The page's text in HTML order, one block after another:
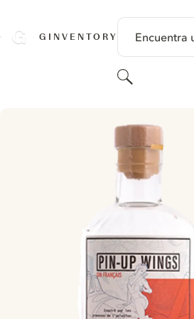
GINVENTORY Encuentra
Buscar